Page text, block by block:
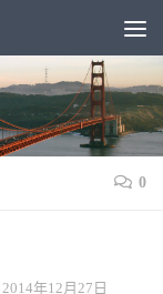
0
2014年12月27日